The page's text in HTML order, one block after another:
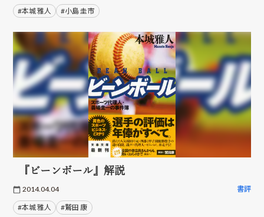
#本城 雅人 #小島 圭市
『ビーンボール』解説
2014.04.04 書評
#本城 雅人 #鷲田 康